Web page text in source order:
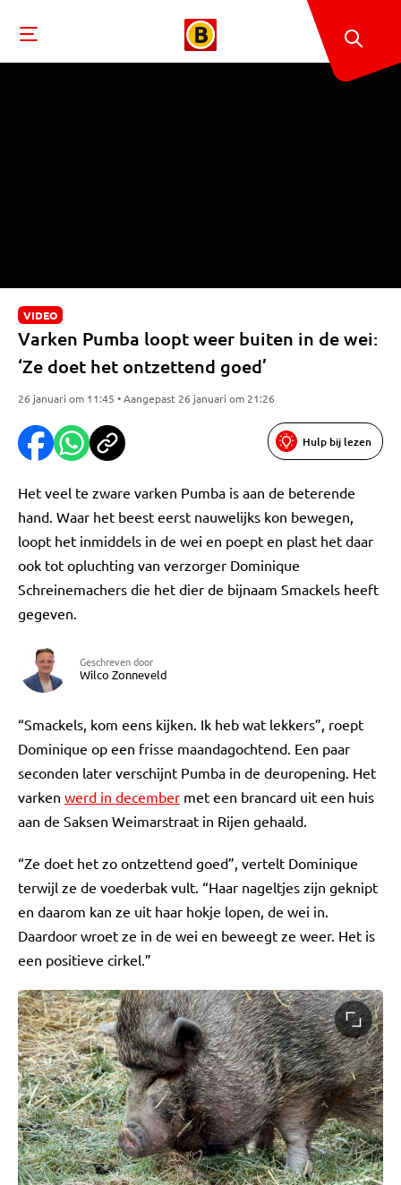
VIDEO
Varken Pumba loopt weer buiten in de wei:
‘Ze doet het ontzettend goed’
26 januari om 11:45 • Aangepast 26 januari om 21:26
Hulp bij lezen
Het veel te zware varken Pumba is aan de beterende
hand. Waar het beest eerst nauwelijks kon bewegen,
loopt het inmiddels in de wei en poept en plast het daar
ook tot opluchting van verzorger Dominique
Schreinemachers die het dier de bijnaam Smackels heeft
gegeven.
Geschreven door
Wilco Zonneveld
“Smackels, kom eens kijken. Ik heb wat lekkers”, roept
Dominique op een frisse maandagochtend. Een paar
seconden later verschijnt Pumba in de deuropening. Het
varken werd in december met een brancard uit een huis
aan de Saksen Weimarstraat in Rijen gehaald.
“Ze doet het zo ontzettend goed”, vertelt Dominique
terwijl ze de voederbak vult. “Haar nageltjes zijn geknipt
en daarom kan ze uit haar hokje lopen, de wei in.
Daardoor wroet ze in de wei en beweegt ze weer. Het is
een positieve cirkel.”